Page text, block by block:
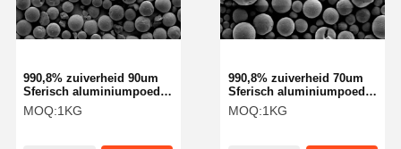
990,8% zuiverheid 90um
Sferisch aluminiumpoeder
Aluminasoferen SA-Z-serie
MOQ:1KG
990,8% zuiverheid 70um
Sferisch aluminiumpoeder
Aluminasoferen SA-Z-serie
MOQ:1KG